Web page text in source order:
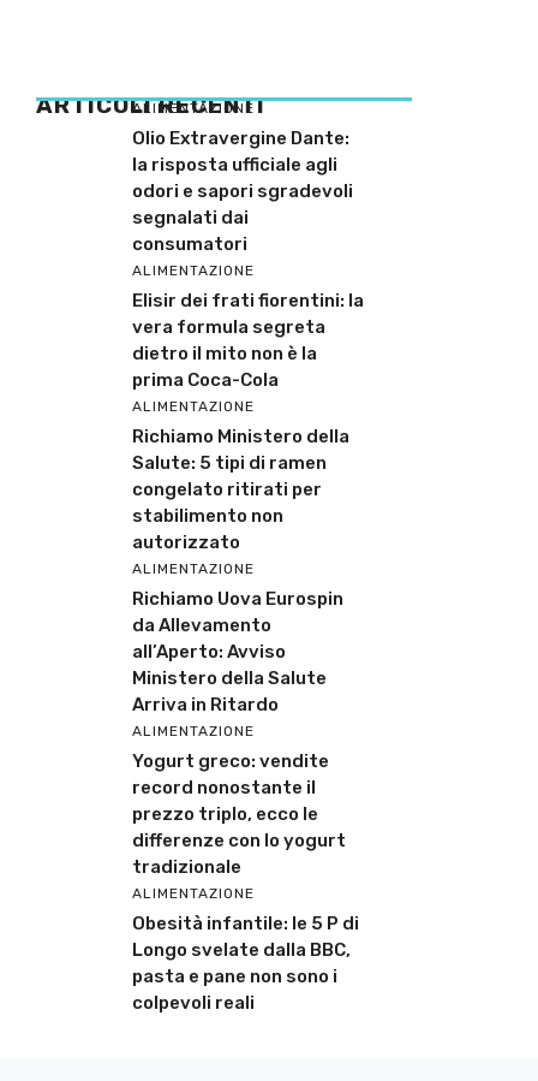
ARTICOLI RECENTI
ALIMENTAZIONE
Olio Extravergine Dante:
la risposta ufficiale agli
odori e sapori sgradevoli
segnalati dai
consumatori
ALIMENTAZIONE
Elisir dei frati fiorentini: la
vera formula segreta
dietro il mito non è la
prima Coca-Cola
ALIMENTAZIONE
Richiamo Ministero della
Salute: 5 tipi di ramen
congelato ritirati per
stabilimento non
autorizzato
ALIMENTAZIONE
Richiamo Uova Eurospin
da Allevamento
all’Aperto: Avviso
Ministero della Salute
Arriva in Ritardo
ALIMENTAZIONE
Yogurt greco: vendite
record nonostante il
prezzo triplo, ecco le
differenze con lo yogurt
tradizionale
ALIMENTAZIONE
Obesità infantile: le 5 P di
Longo svelate dalla BBC,
pasta e pane non sono i
colpevoli reali